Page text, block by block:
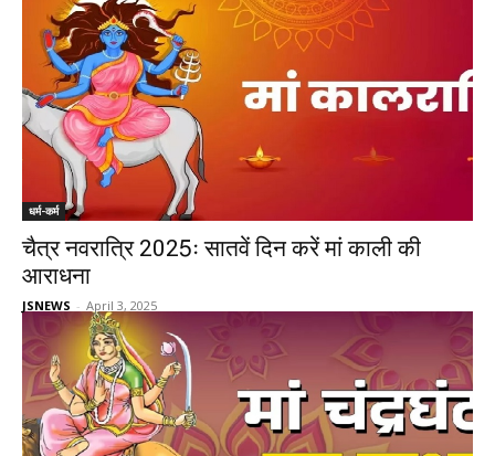
धर्म-कर्म
चैत्र नवरात्रि 2025ः सातवें दिन करें मां काली की
आराधना
JSNEWS - April 3, 2025